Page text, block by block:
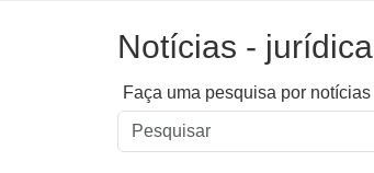
Notícias - jurídica
Faça uma pesquisa por notícias